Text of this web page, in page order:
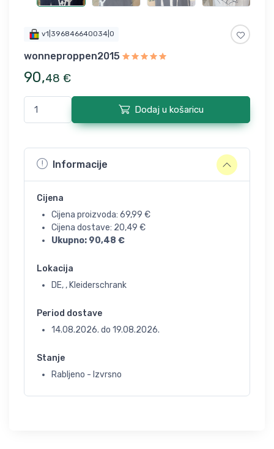
v1|396846640034|0
wonneproppen2015
90,48 €
Dodaj u košaricu
Informacije
Cijena
Cijena proizvoda: 69,99 €
Cijena dostave: 20,49 €
Ukupno: 90,48 €
Lokacija
DE, , Kleiderschrank
Period dostave
14.08.2026. do 19.08.2026.
Stanje
Rabljeno - Izvrsno